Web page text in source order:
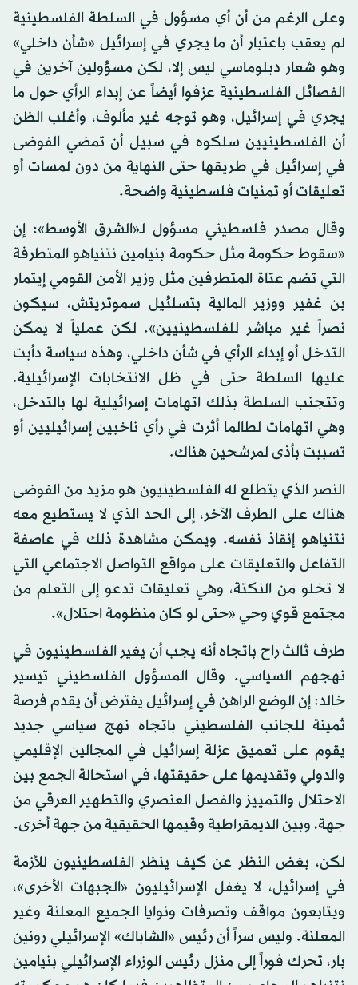
وعلى الرغم من أن أي مسؤول في السلطة الفلسطينية
لم يعقب باعتبار أن ما يجري في إسرائيل «شأن داخلي»
وهو شعار دبلوماسي ليس إلا، لكن مسؤولين آخرين في
الفصائل الفلسطينية عزفوا أيضاً عن إبداء الرأي حول ما
يجري في إسرائيل، وهو توجه غير مألوف، وأغلب الظن
أن الفلسطينيين سلكوه في سبيل أن تمضي الفوضى
في إسرائيل في طريقها حتى النهاية من دون لمسات أو
تعليقات أو تمنيات فلسطينية واضحة.
وقال مصدر فلسطيني مسؤول لـ«الشرق الأوسط»: إن
«سقوط حكومة مثل حكومة بنيامين نتنياهو المتطرفة
التي تضم عتاة المتطرفين مثل وزير الأمن القومي إيتمار
بن غفير ووزير المالية بتسلئيل سموتريتش، سيكون
نصراً غير مباشر للفلسطينيين». لكن عملياً لا يمكن
التدخل أو إبداء الرأي في شأن داخلي، وهذه سياسة دأبت
عليها السلطة حتى في ظل الانتخابات الإسرائيلية.
وتتجنب السلطة بذلك اتهامات إسرائيلية لها بالتدخل،
وهي اتهامات لطالما أثرت في رأي ناخبين إسرائيليين أو
تسببت بأذى لمرشحين هناك.
النصر الذي يتطلع له الفلسطينيون هو مزيد من الفوضى
هناك على الطرف الآخر، إلى الحد الذي لا يستطيع معه
نتنياهو إنقاذ نفسه. ويمكن مشاهدة ذلك في عاصفة
التفاعل والتعليقات على مواقع التواصل الاجتماعي التي
لا تخلو من النكتة، وهي تعليقات تدعو إلى التعلم من
مجتمع قوي وحي «حتى لو كان منظومة احتلال».
طرف ثالث راح باتجاه أنه يجب أن يغير الفلسطينيون في
نهجهم السياسي. وقال المسؤول الفلسطيني تيسير
خالد: إن الوضع الراهن في إسرائيل يفترض أن يقدم فرصة
ثمينة للجانب الفلسطيني باتجاه نهج سياسي جديد
يقوم على تعميق عزلة إسرائيل في المجالين الإقليمي
والدولي وتقديمها على حقيقتها، في استحالة الجمع بين
الاحتلال والتمييز والفصل العنصري والتطهير العرقي من
جهة، وبين الديمقراطية وقيمها الحقيقية من جهة أخرى.
لكن، بغض النظر عن كيف ينظر الفلسطينيون للأزمة
في إسرائيل، لا يغفل الإسرائيليون «الجبهات الأخرى»،
ويتابعون مواقف وتصرفات ونوايا الجميع المعلنة وغير
المعلنة. وليس سراً أن رئيس «الشاباك» الإسرائيلي رونين
بار، تحرك فوراً إلى منزل رئيس الوزراء الإسرائيلي بنيامين